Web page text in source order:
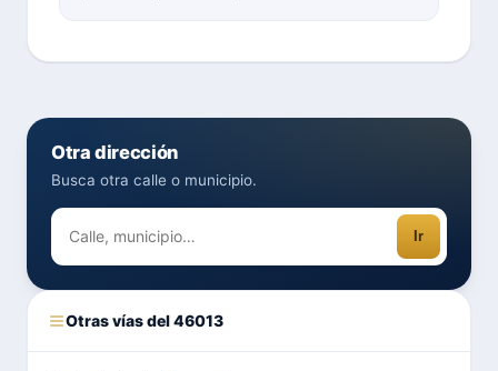
Otra dirección
Busca otra calle o municipio.
Ir
Otras vías del 46013